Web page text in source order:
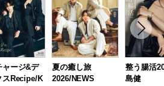
ャージ&デ
スRecipe/K
夏の癒し旅
2026/NEWS
整う腸活
島健